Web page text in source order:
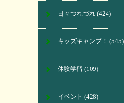
日々つれづれ (424)
キッズキャンプ！ (545)
体験学習 (109)
イベント (428)